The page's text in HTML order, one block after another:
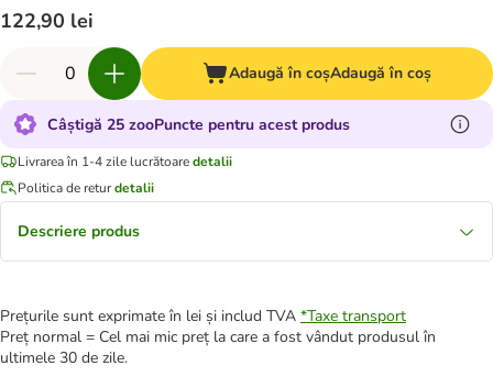
122,90 lei
Adaugă în coșAdaugă în coș
Câștigă 25 zooPuncte pentru acest produs
Livrarea în 1-4 zile lucrătoaredetalii
Politica de returdetalii
Descriere produs
Prețurile sunt exprimate în lei și includ TVA *Taxe transport
Preț normal = Cel mai mic preț la care a fost vândut produsul în
ultimele 30 de zile.